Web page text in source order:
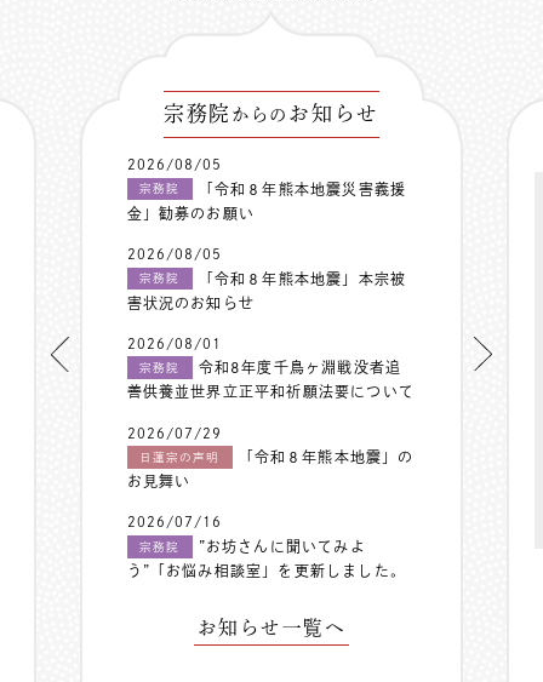
宗務院 からの お知らせ
2026/08/05
宗務院
「令和８年熊本地震災害義援
金」勧募のお願い
2026/08/05
宗務院
「令和８年熊本地震」本宗被
害状況のお知らせ
2026/08/01
宗務院
令和8年度千鳥ヶ淵戦没者追
善供養並世界立正平和祈願法要について
2026/07/29
日蓮宗の声明
「令和８年熊本地震」の
お見舞い
2026/07/16
宗務院
”お坊さんに聞いてみよ
う”「お悩み相談室」を更新しました。
お知らせ一覧へ